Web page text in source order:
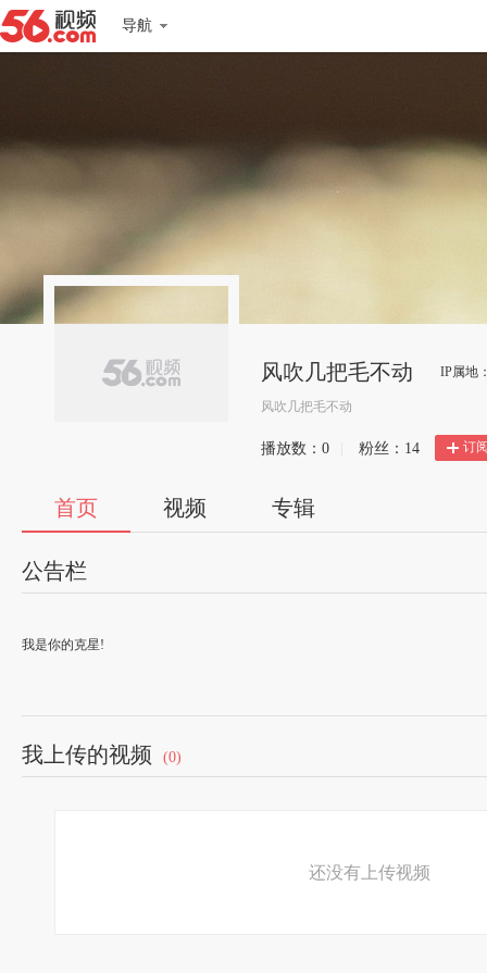
导航
风吹几把毛不动 IP属地
风吹几把毛不动
播放数： 0 粉丝： 14 订
首页 视频 专辑
公告栏
我是你的克星!
我上传的视频 (0)
还没有上传视频